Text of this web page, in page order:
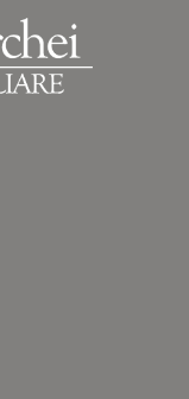
stato di
la superficie
sono in
interrato
anche come
contesto
vera,